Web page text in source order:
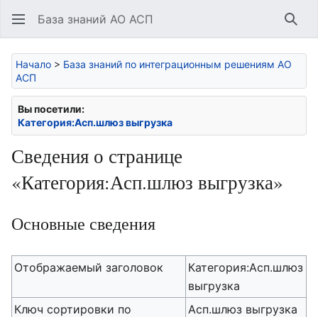
База знаний АО АСП
Начало > База знаний по интеграционным решениям АО
АСП
Вы посетили:
Категория:Асп.шлюз выгрузка
Сведения о странице
«Категория:Асп.шлюз выгрузка»
Основные сведения
Отображаемый заголовок
Категория:Асп.шлюз
выгрузка
Ключ сортировки по
Асп.шлюз выгрузка